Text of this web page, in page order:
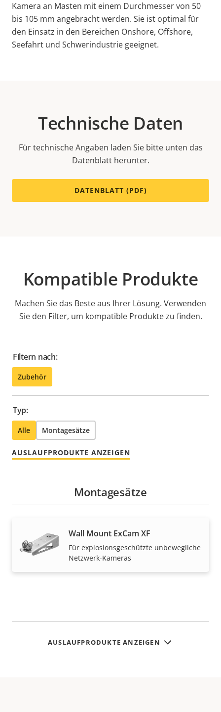
Kamera an Masten mit einem Durchmesser von 50
bis 105 mm angebracht werden. Sie ist optimal für
den Einsatz in den Bereichen Onshore, Offshore,
Seefahrt und Schwerindustrie geeignet.
Technische Daten
Für technische Angaben laden Sie bitte unten das
Datenblatt herunter.
DATENBLATT (PDF)
Kompatible Produkte
Machen Sie das Beste aus Ihrer Lösung. Verwenden
Sie den Filter, um kompatible Produkte zu finden.
Filtern nach:
Zubehör
Typ:
Alle Montagesätze
AUSLAUFPRODUKTE ANZEIGEN
Montagesätze
Wall Mount ExCam XF
Für explosionsgeschützte unbewegliche
Netzwerk-Kameras
AUSLAUFPRODUKTE ANZEIGEN